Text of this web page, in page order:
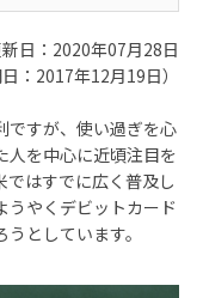
日：2020年07月28日
日：2017年12月19日）
ですが、使い過ぎを心
人を中心に近頃注目を
はすでに広く普及し
うやくデビットカード
としています。